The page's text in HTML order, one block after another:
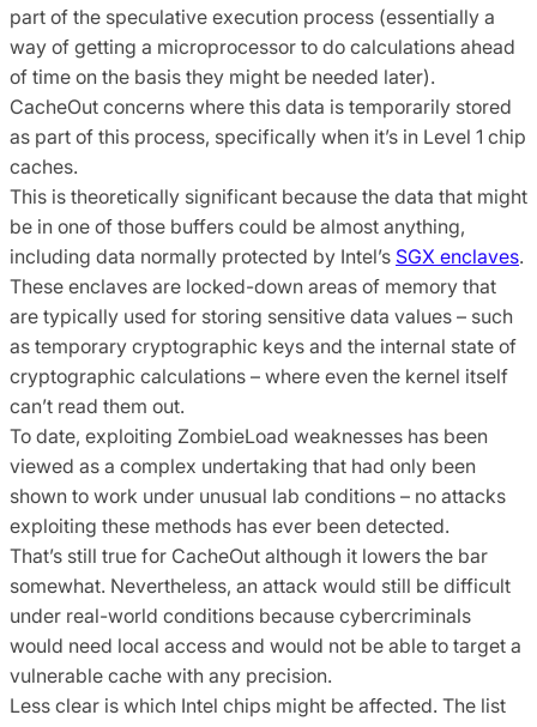
part of the speculative execution process (essentially a
way of getting a microprocessor to do calculations ahead
of time on the basis they might be needed later).
CacheOut concerns where this data is temporarily stored
as part of this process, specifically when it’s in Level 1 chip
caches.
This is theoretically significant because the data that might
be in one of those buffers could be almost anything,
including data normally protected by Intel’s SGX enclaves.
These enclaves are locked-down areas of memory that
are typically used for storing sensitive data values – such
as temporary cryptographic keys and the internal state of
cryptographic calculations – where even the kernel itself
can’t read them out.
To date, exploiting ZombieLoad weaknesses has been
viewed as a complex undertaking that had only been
shown to work under unusual lab conditions – no attacks
exploiting these methods has ever been detected.
That’s still true for CacheOut although it lowers the bar
somewhat. Nevertheless, an attack would still be difficult
under real-world conditions because cybercriminals
would need local access and would not be able to target a
vulnerable cache with any precision.
Less clear is which Intel chips might be affected. The list